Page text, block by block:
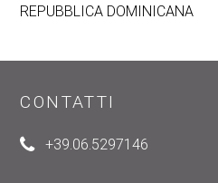
REPUBBLICA DOMINICANA
CONTATTI
+39.06.5297146